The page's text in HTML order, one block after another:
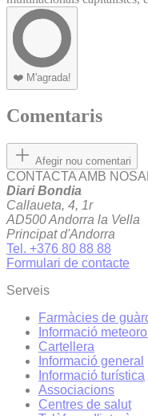
❤️ M'agrada!
Comentaris
Afegir nou comentari
CONTACTA AMB
Diari Bondia
Callaueta, 4, 1r
AD500 Andorra la Vella
Principat d'Andorra
Tel. +376 80 88 88
Formulari de contacte
Serveis
Farmàcies de
Informació
Cartellera
Informació general
Informació turística
Associacions
Centres de salut